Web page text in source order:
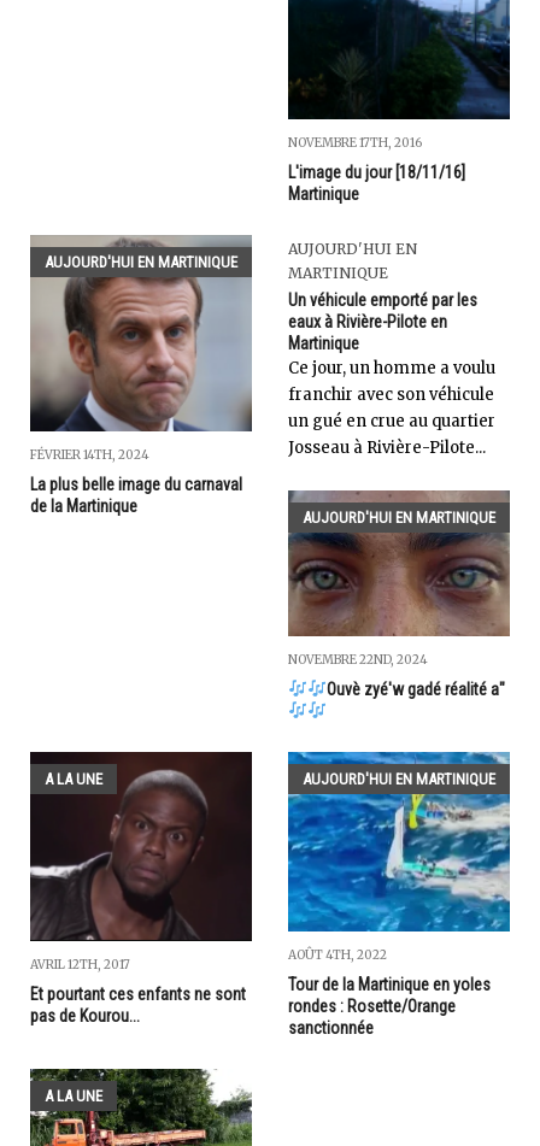
NOVEMBRE 17TH, 2016
L'image du jour [18/11/16]
Martinique
AUJOURD'HUI EN MARTINIQUE
FÉVRIER 14TH, 2024
La plus belle image du carnaval
de la Martinique
AUJOURD'HUI EN
MARTINIQUE
Un véhicule emporté par les
eaux à Rivière-Pilote en
Martinique
Ce jour, un homme a voulu
franchir avec son véhicule
un gué en crue au quartier
Josseau à Rivière-Pilote...
AUJOURD'HUI EN MARTINIQUE
NOVEMBRE 22ND, 2024
Ouvè zyé'w gadé réalité a"
A LA UNE
AVRIL 12TH, 2017
Et pourtant ces enfants ne sont
pas de Kourou...
AUJOURD'HUI EN MARTINIQUE
AOÛT 4TH, 2022
Tour de la Martinique en yoles
rondes : Rosette/Orange
sanctionnée
A LA UNE